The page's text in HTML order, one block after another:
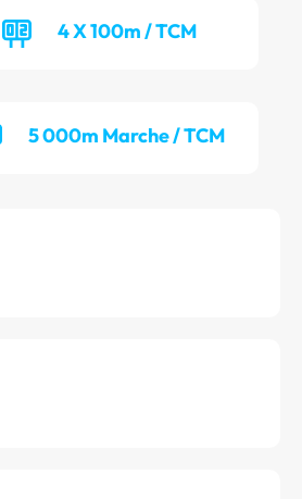
4 X 100m / TCM
5 000m Marche / TCM